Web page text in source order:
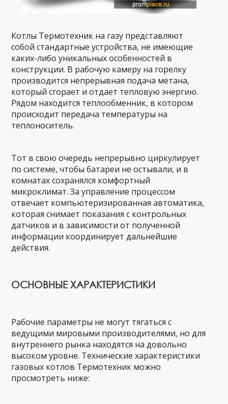
Котлы Термотехник на газу представляют
собой стандартные устройства, не имеющие
каких-либо уникальных особенностей в
конструкции. В рабочую камеру на горелку
производится непрерывная подача метана,
который сгорает и отдает тепловую энергию.
Рядом находится теплообменник, в котором
происходит передача температуры на
теплоноситель.
Тот в свою очередь непрерывно циркулирует
по системе, чтобы батареи не остывали, и в
комнатах сохранялся комфортный
микроклимат. За управление процессом
отвечает компьютеризированная автоматика,
которая снимает показания с контрольных
датчиков и в зависимости от полученной
информации координирует дальнейшие
действия.
ОСНОВНЫЕ ХАРАКТЕРИСТИКИ
Рабочие параметры не могут тягаться с
ведущими мировыми производителями, но для
внутреннего рынка находятся на довольно
высоком уровне. Технические характеристики
газовых котлов Термотехник можно
просмотреть ниже: